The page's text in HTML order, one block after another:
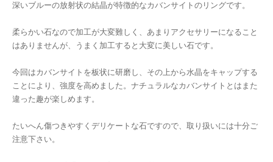
深いブルーの放射状の結晶が特徴的なカバンサイトのリングです。
柔らかい石なので加工が大変難しく、あまりアクセサリーになること
はありませんが、うまく加工すると大変に美しい石です。
今回はカバンサイトを板状に研磨し、その上から水晶をキャップする
ことにより、強度を高めました。ナチュラルなカバンサイトとはまた
違った趣が楽しめます。
たいへん傷つきやすくデリケートな石ですので、取り扱いには十分ご
注意下さい。